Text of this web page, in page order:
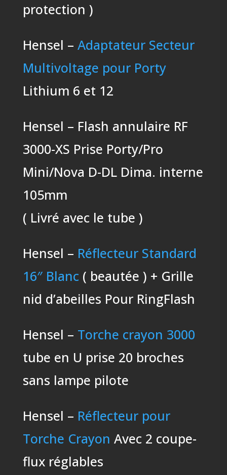
protection )
Hensel – Adaptateur Secteur
Multivoltage pour Porty
Lithium 6 et 12
Hensel – Flash annulaire RF
3000-XS Prise Porty/Pro
Mini/Nova D-DL Dima. interne
105mm
( Livré avec le tube )
Hensel – Réflecteur Standard
16″ Blanc ( beautée ) + Grille
nid d’abeilles Pour RingFlash
Hensel – Torche crayon 3000
tube en U prise 20 broches
sans lampe pilote
Hensel – Réflecteur pour
Torche Crayon Avec 2 coupe-
flux réglables